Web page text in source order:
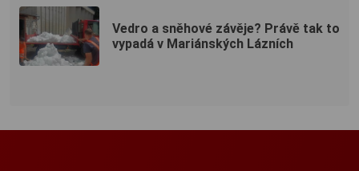
Vedro a sněhové závěje? Právě tak to
vypadá v Mariánských Lázních